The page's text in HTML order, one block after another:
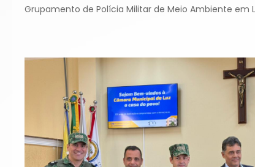
Grupamento de Polícia Militar de Meio Ambiente em